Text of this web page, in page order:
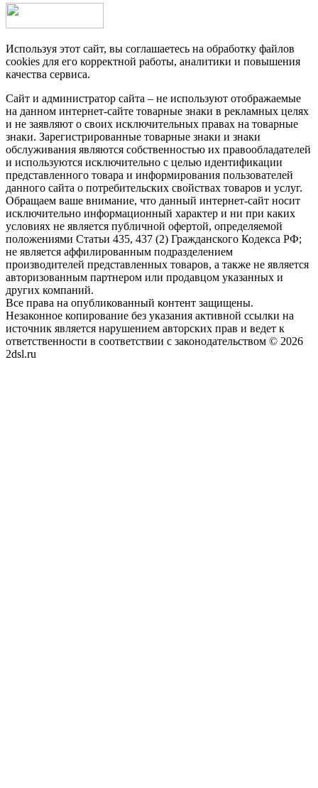
Используя этот сайт, вы соглашаетесь на обработку файлов
cookies для его корректной работы, аналитики и повышения
качества сервиса.
Сайт и администратор сайта – не используют отображаемые
на данном интернет-сайте товарные знаки в рекламных целях
и не заявляют о своих исключительных правах на товарные
знаки. Зарегистрированные товарные знаки и знаки
обслуживания являются собственностью их правообладателей
и используются исключительно с целью идентификации
представленного товара и информирования пользователей
данного сайта о потребительских свойствах товаров и услуг.
Обращаем ваше внимание, что данный интернет-сайт носит
исключительно информационный характер и ни при каких
условиях не является публичной офертой, определяемой
положениями Статьи 435, 437 (2) Гражданского Кодекса РФ;
не является аффилированным подразделением
производителей представленных товаров, а также не является
авторизованным партнером или продавцом указанных и
других компаний.
Все права на опубликованный контент защищены.
Незаконное копирование без указания активной ссылки на
источник является нарушением авторских прав и ведет к
ответственности в соответствии с законодательством © 2026
2dsl.ru